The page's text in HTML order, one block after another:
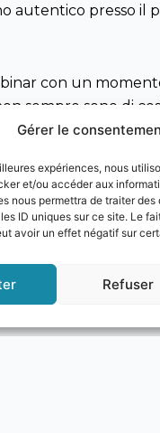
Gérer le
expériences, nous
et/ou accéder aux
nous permettra de traiter
ID uniques sur ce site. Le
avoir un effet négatif sur
Refuser
autentico presso il
con un
sempre sono di
produzione di
eLuciana Lagreca
perfetto di gusto e
Biologici
Nel corso del
che, consce